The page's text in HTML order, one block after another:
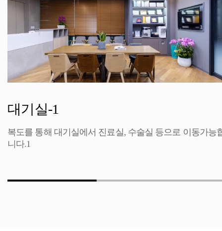
대기실-1
복도를 통해 대기실에서 진료실, 수술실 등으로 이동가능
니다.1